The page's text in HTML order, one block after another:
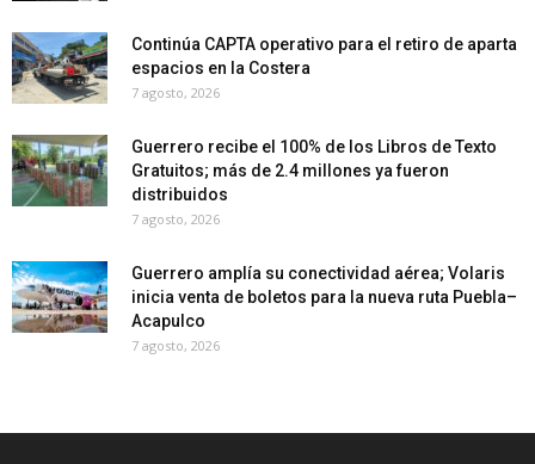
Continúa CAPTA operativo para el retiro de aparta
espacios en la Costera
7 agosto, 2026
Guerrero recibe el 100% de los Libros de Texto
Gratuitos; más de 2.4 millones ya fueron
distribuidos
7 agosto, 2026
Guerrero amplía su conectividad aérea; Volaris
inicia venta de boletos para la nueva ruta Puebla–
Acapulco
7 agosto, 2026